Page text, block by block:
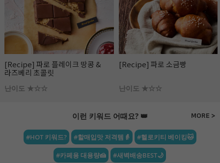
[Recipe] 파로 플레이크 땅콩 &
라즈베리 초콜릿
난이도 ★☆☆
[Recipe] 파로 소금빵
난이도 ★☆☆
이런 키워드 어때요? 👑 MORE >
#HOT 키워드? #할매입맛 저격템👵 #헬로키티 베이킹🐱
#카페용 대용량🍰 #새벽배송BEST🌙